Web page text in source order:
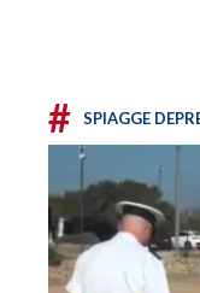
# SPIAGGE